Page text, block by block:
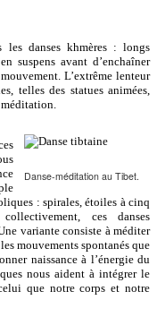
les danses khmères : longs
suspens avant d’enchaîner
L’extrême lenteur
telles des statues animées,
Danse-méditation au Tibet.
: spirales, étoiles à cinq
ces danses
variante consiste à méditer
mouvements spontanés que
naissance à l’énergie du
nous aident à intégrer le
que notre corps et notre